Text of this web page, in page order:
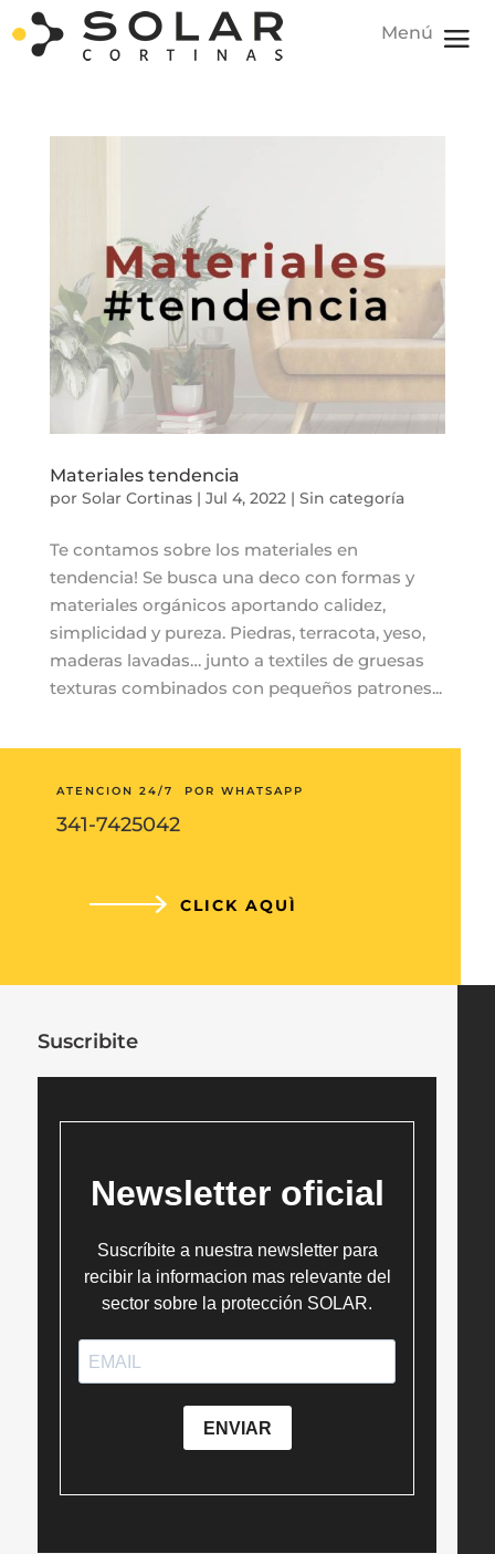
Materiales tendencia
por Solar Cortinas| Jul 4, 2022| Sin categoría
Te contamos sobre los materiales en
tendencia! Se busca una deco con formas y
materiales orgánicos aportando calidez,
simplicidad y pureza. Piedras, terracota, yeso,
maderas lavadas… junto a textiles de gruesas
texturas combinados con pequeños patrones...
ATENCION 24/7 POR WHATSAPP
341-7425042
CLICK AQUÌ
Suscribite